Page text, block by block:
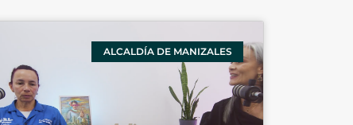
ALCALDÍA DE MANIZALES